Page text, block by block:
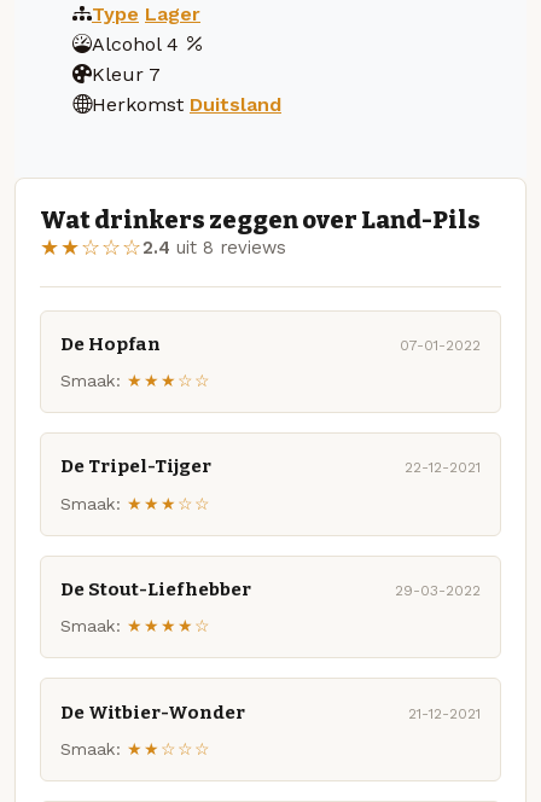
Type Lager
Alcohol 4
Kleur 7
Herkomst Duitsland
Wat drinkers zeggen over Land-Pils
★★☆☆☆2.4 uit 8 reviews
De Hopfan 07-01-2022
Smaak: ★★★☆☆
De Tripel-Tijger 22-12-2021
Smaak: ★★★☆☆
De Stout-Liefhebber 29-03-2022
Smaak: ★★★★☆
De Witbier-Wonder 21-12-2021
Smaak: ★★☆☆☆